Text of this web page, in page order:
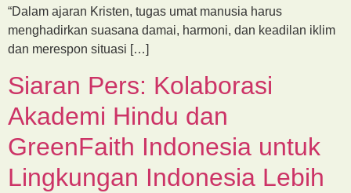
“Dalam ajaran Kristen, tugas umat manusia harus
menghadirkan suasana damai, harmoni, dan keadilan iklim
dan merespon situasi […]
Siaran Pers: Kolaborasi
Akademi Hindu dan
GreenFaith Indonesia untuk
Lingkungan Indonesia Lebih